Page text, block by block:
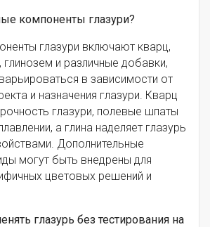
компоненты глазури?
глазури включают кварц,
и различные добавки,
в зависимости от
и назначения глазури. Кварц
глазури, полевые шпаты
а глина наделяет глазурь
Дополнительные
могут быть внедрены для
цветовых решений и
глазурь без тестирования на